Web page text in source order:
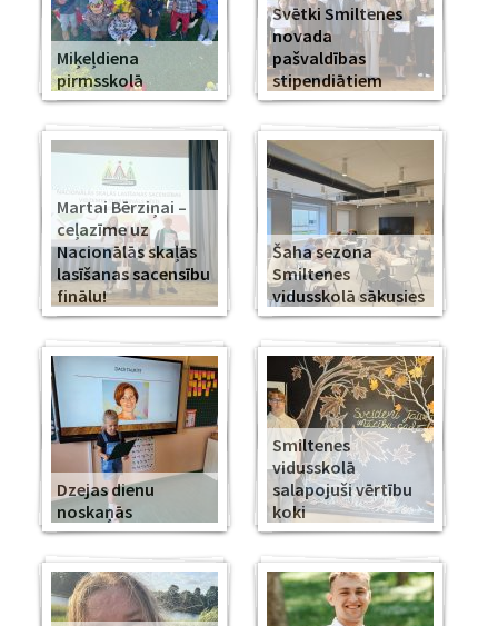
Miķeļdiena
pirmsskolā
Svētki Smiltenes
novada
pašvaldības
stipendiātiem
Martai Bērziņai –
ceļazīme uz
Nacionālās skaļās
lasīšanas sacensību
finālu!
Šaha sezona
Smiltenes
vidusskolā sākusies
Dzejas dienu
noskaņās
Smiltenes
vidusskolā
salapojuši vērtību
koki